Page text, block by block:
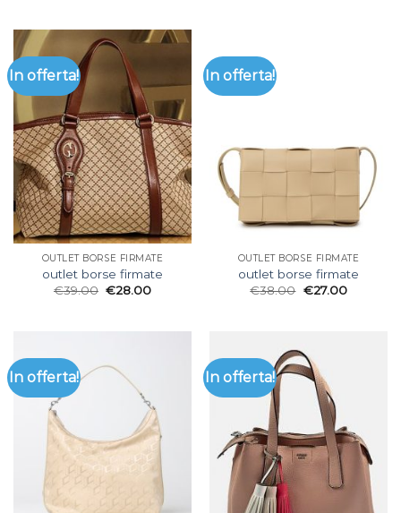
In offerta!
OUTLET BORSE FIRMATE
outlet borse firmate
€39.00 €28.00
In offerta!
OUTLET BORSE FIRMATE
outlet borse firmate
€38.00 €27.00
In offerta! In offerta!